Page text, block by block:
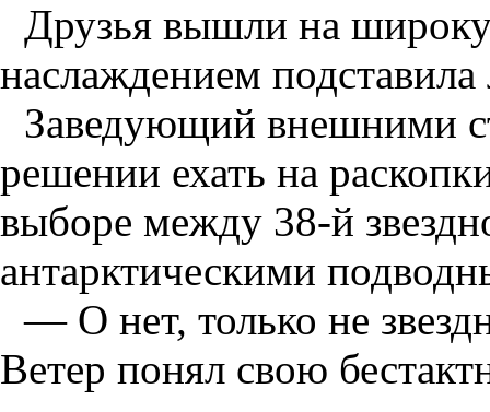
Друзья вышли на
наслаждением
Заведующий внешними
решении ехать на
выборе между 38-й
антарктическими
— О нет, только не
Ветер понял свою